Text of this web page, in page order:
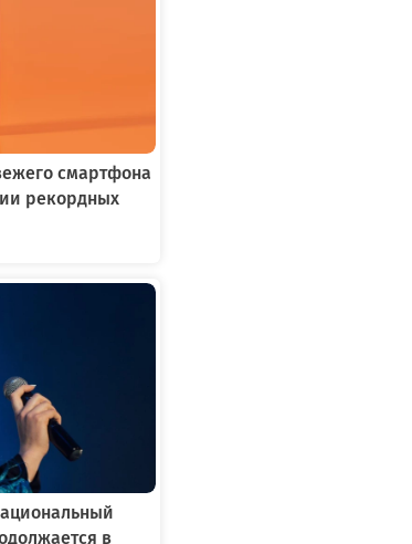
смартфона
рекордных
в